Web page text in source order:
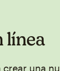
línea
una